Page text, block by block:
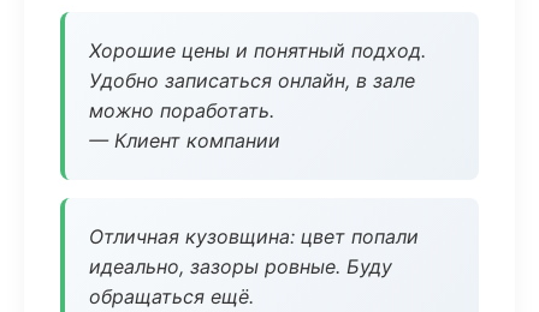
Хорошие цены и понятный подход.
Удобно записаться онлайн, в зале
можно поработать.
— Клиент компании
Отличная кузовщина: цвет попали
идеально, зазоры ровные. Буду
обращаться ещё.